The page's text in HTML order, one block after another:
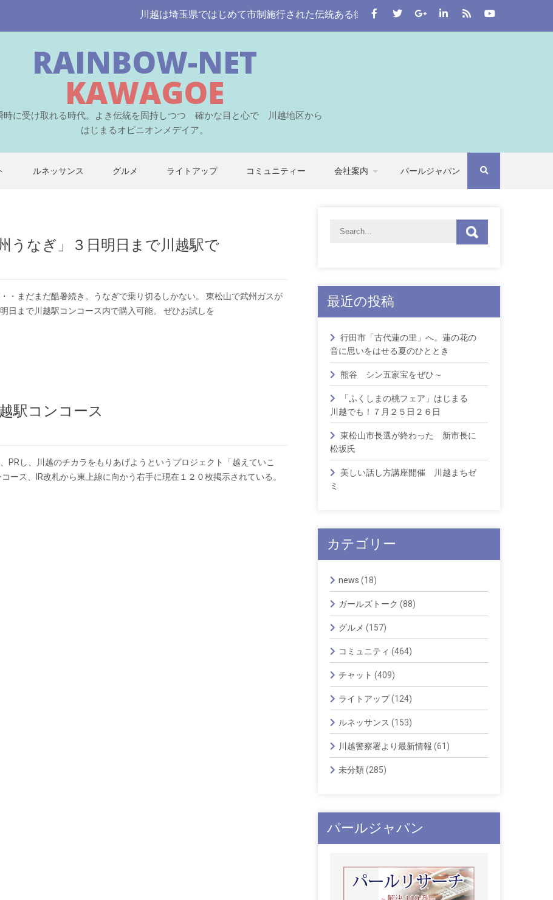
川越は埼玉県ではじめて市制施行された伝統ある街。 この川越をはじめとする七つの自治体から埼
RAINBOW-NET
KAWAGOE
時に受け取れる時代。よき伝統を固持しつつ 確かな目と心で 川越地区から
はじまるオピニオンメデイア。
ルネッサンス グルメ ライトアップ コミュニティー 会社案内 パールジャパン
うなぎ」３日明日まで川越駅で
・まだまだ酷暑続き。うなぎで乗り切るしかない。 東松山で武州ガスが
日まで川越駅コンコース内で購入可能。 ぜひお試しを
駅コンコース
PRし、川越のチカラをもりあげようというプロジェクト「越えていこ
ース、IR改札から東上線に向かう右手に現在１２０枚掲示されている。
最近の投稿
行田市「古代蓮の里」へ。蓮の花の
音に思いをはせる夏のひととき
熊谷 シン五家宝をぜひ～
「ふくしまの桃フェア」はじまる
川越でも！７月２５日２６日
東松山市長選が終わった 新市長に
松坂氏
美しい話し方講座開催 川越まちゼ
ミ
カテゴリー
news (18)
ガールズトーク (88)
グルメ (157)
コミュニティ (464)
チャット (409)
ライトアップ(124)
ルネッサンス (153)
川越警察署より最新情報 (61)
未分類(285)
パールジャパン